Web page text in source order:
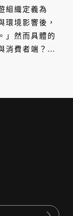
組織定義為
環境影響後，
」然而具體的
消費者端？本